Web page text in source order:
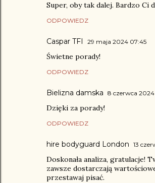
Super, oby tak dalej. Bardzo Ci
ODPOWIEDZ
Caspar TFI 29 maja 2024 07:45
Świetne porady!
ODPOWIEDZ
Bielizna damska 8 czerwca 2024
Dzięki za porady!
ODPOWIEDZ
hire bodyguard London 13
Doskonała analiza, gratulacje!
zawsze dostarczają
przestawaj pisać.